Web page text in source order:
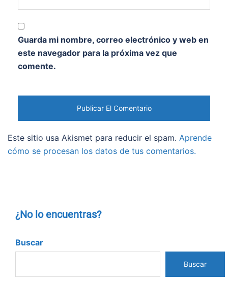
Guarda mi nombre, correo electrónico y web en
este navegador para la próxima vez que
comente.
Este sitio usa Akismet para reducir el spam. Aprende
cómo se procesan los datos de tus comentarios.
¿No lo encuentras?
Buscar
Buscar